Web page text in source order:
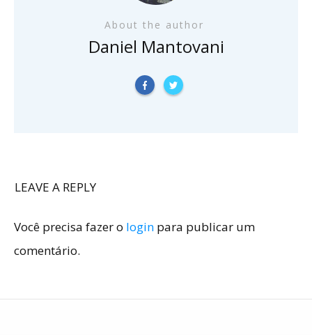
About the author
Daniel Mantovani
LEAVE A REPLY
Você precisa fazer o login para publicar um
comentário.